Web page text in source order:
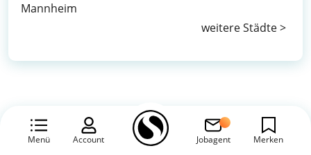
Menü Account Jobagent Merken
Mannheim
weitere Städte >